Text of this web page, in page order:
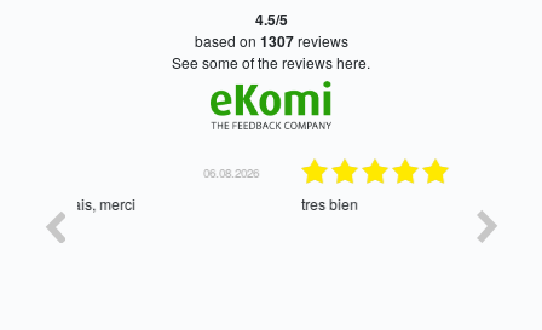
4.5/5
based on 1307reviews
see some of the reviews here.
05.08.2026
tres bien